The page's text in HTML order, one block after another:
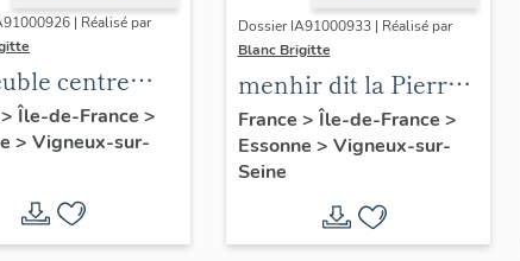
| Réalisé par
centre
sociale
> Île-de-France >
> Vigneux-sur-
Dossier IA91000933 | Réalisé par
Blanc Brigitte
menhir dit la Pierre-
à-Mousseau
France > Île-de-France >
Essonne > Vigneux-sur-
Seine